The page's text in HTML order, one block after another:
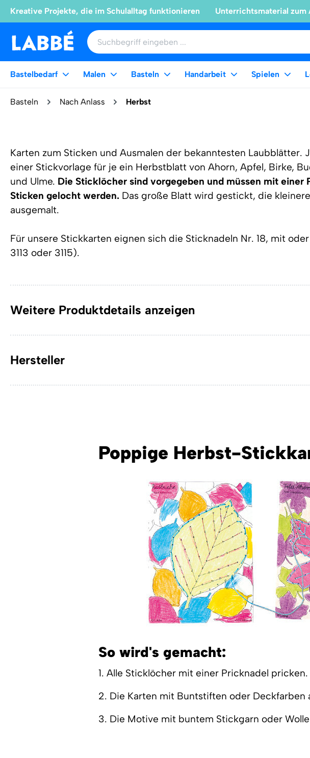
Kreative Projekte, die im Schulalltag funktionieren Unterrichtsmaterial
Bastelbedarf Malen Basteln Handarbeit Spielen
Basteln Nach Anlass Herbst
Karten zum Sticken und Ausmalen der bekanntesten Laubblätter.
einer Stickvorlage für je ein Herbstblatt von Ahorn, Apfel, Birke,
und Ulme. Die Sticklöcher sind vorgegeben und müssen mit einer
Sticken gelocht werden. Das große Blatt wird gestickt, die
ausgemalt.
Für unsere Stickkarten eignen sich die Sticknadeln Nr. 18, mit
3113 oder 3115).
Weitere Produktdetails anzeigen
Hersteller
Poppige Herbst-
So wird's gemacht:
1. Alle Sticklöcher mit einer Pricknadel pricken.
2. Die Karten mit Buntstiften oder Deckfarben
3. Die Motive mit buntem Stickgarn oder